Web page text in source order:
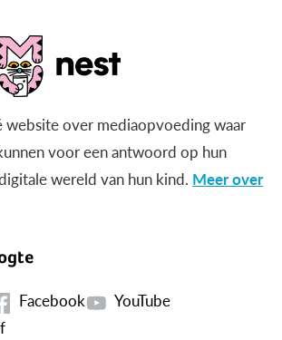
website over mediaopvoeding waar
voor een antwoord op hun
wereld van hun kind. Meer over
Facebook
YouTube